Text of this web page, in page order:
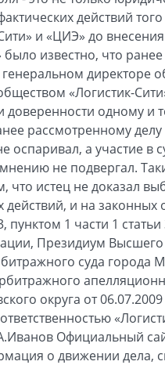
действий
и «ЦИЭ» до
известно, что
директоре
«Логистик-
доверенности одному и
рассмотренному
оспаривал, а участие в
не подвергал.
истец не доказал
и на
пунктом 1 части 1
Президиум
суда города
округа от
Официальный
о движении дела,